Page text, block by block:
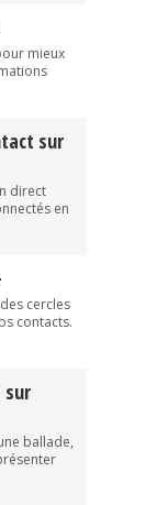
mieux
sur
direct
en
cercles
contacts.
sur
ballade,